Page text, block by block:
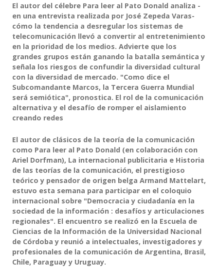
El autor del célebre Para leer al Pato Donald analiza -
en una entrevista realizada por José Zepeda Varas-
cómo la tendencia a desregular los sistemas de
telecomunicación llevó a convertir al entretenimiento
en la prioridad de los medios. Advierte que los
grandes grupos están ganando la batalla semántica y
señala los riesgos de confundir la diversidad cultural
con la diversidad de mercado. "Como dice el
Subcomandante Marcos, la Tercera Guerra Mundial
será semiótica", pronostica. El rol de la comunicación
alternativa y el desafío de romper el aislamiento
creando redes
El autor de clásicos de la teoría de la comunicación
como Para leer al Pato Donald (en colaboración con
Ariel Dorfman), La internacional publicitaria e Historia
de las teorías de la comunicación, el prestigioso
teórico y pensador de origen belga Armand Mattelart,
estuvo esta semana para participar en el coloquio
internacional sobre "Democracia y ciudadanía en la
sociedad de la información : desafíos y articulaciones
regionales". El encuentro se realizó en la Escuela de
Ciencias de la Información de la Universidad Nacional
de Córdoba y reunió a intelectuales, investigadores y
profesionales de la comunicación de Argentina, Brasil,
Chile, Paraguay y Uruguay.